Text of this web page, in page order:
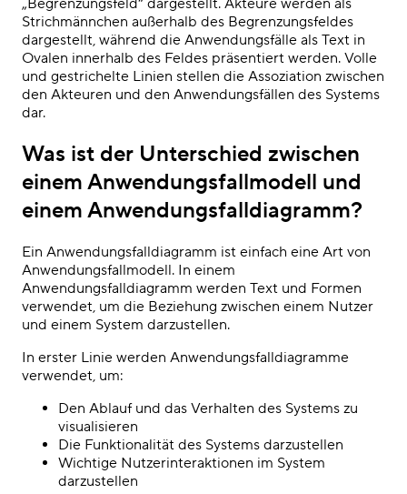
Strichmännchen außerhalb des Begrenzungsfeldes
dargestellt, während die Anwendungsfälle als Text in
Ovalen innerhalb des Feldes präsentiert werden. Volle
und gestrichelte Linien stellen die Assoziation zwischen
den Akteuren und den Anwendungsfällen des Systems
dar.
Was ist der Unterschied zwischen
einem Anwendungsfallmodell und
einem Anwendungsfalldiagramm?
Ein Anwendungsfalldiagramm ist einfach eine Art von
Anwendungsfallmodell. In einem
Anwendungsfalldiagramm werden Text und Formen
verwendet, um die Beziehung zwischen einem Nutzer
und einem System darzustellen.
In erster Linie werden Anwendungsfalldiagramme
verwendet, um:
Den Ablauf und das Verhalten des Systems zu
visualisieren
Die Funktionalität des Systems darzustellen
Wichtige Nutzerinteraktionen im System
darzustellen